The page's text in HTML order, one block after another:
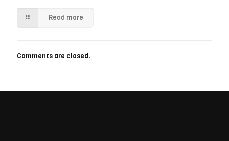
Read more
Comments are closed.